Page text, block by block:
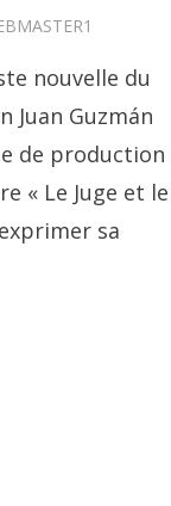
nouvelle du
Juan Guzmán
de production
« Le Juge et le
sa